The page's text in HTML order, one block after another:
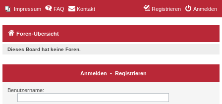
Impressum FAQ Kontakt Anmelden
Registrieren
Foren-Übersicht
Dieses Board hat keine Foren.
Anmelden • Registrieren
Benutzername: